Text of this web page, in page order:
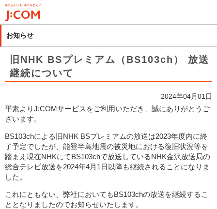
メ
イ
コ
移
動
お知らせ
旧NHK BSプレミアム（BS103ch） 放送
継続について
2024年04月01日
平素よりJ:COMサービスをご利用いただき、誠にありがとうご
ざいます。
BS103chによる旧NHK BSプレミアムの放送は2023年度内に終
了予定でしたが、能登半島地震の被災地における復旧状況等を
踏まえ現在NHKにてBS103chで放送しているNHK金沢放送局の
総合テレビ放送を2024年4月1日以降も継続されることになりま
した。
これにともない、弊社においてもBS103chの放送を継続するこ
ととなりましたのでお知らせいたします。